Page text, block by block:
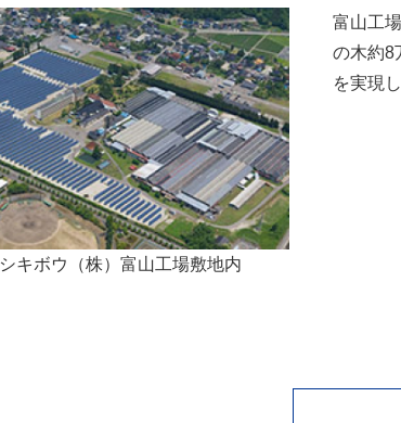
シキボウ（株）富山工場敷地内
富山工
の木約8
を実現